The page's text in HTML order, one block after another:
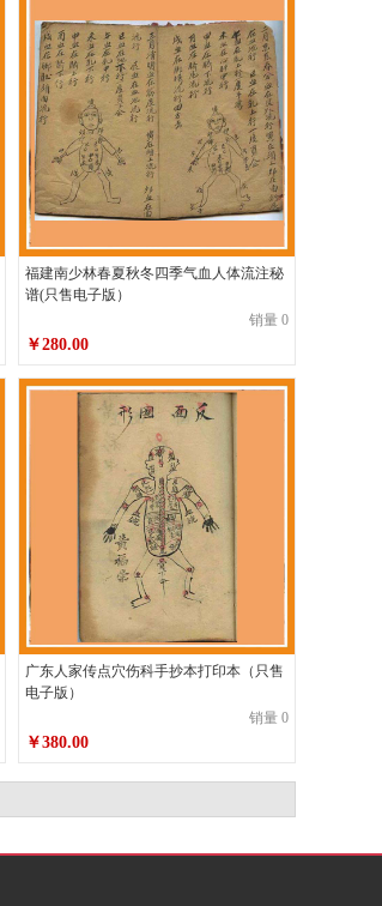
福建南少林春夏秋冬四季气血人体流注秘
谱(只售电子版）
销量 0
￥280.00
广东人家传点穴伤科手抄本打印本（只售
电子版）
销量 0
￥380.00